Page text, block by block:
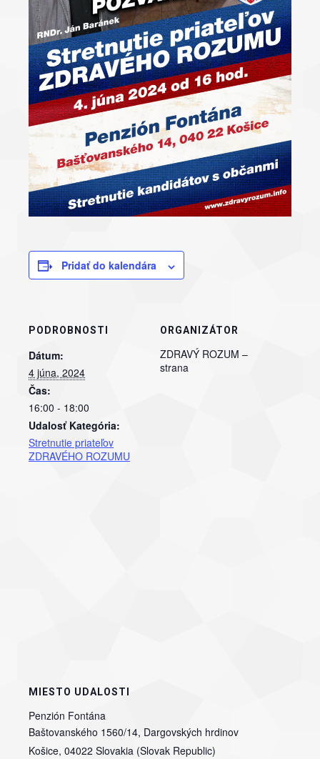
Pridať do kalendára
PODROBNOSTI
Dátum:
4 júna, 2024
Čas:
16:00 - 18:00
Udalosť Kategória:
Stretnutie priateľov
ZDRAVÉHO ROZUMU
ORGANIZÁTOR
ZDRAVÝ ROZUM –
strana
MIESTO UDALOSTI
Penzión Fontána
Baštovanského 1560/14, Dargovských hrdinov
Košice, 04022 Slovakia (Slovak Republic)